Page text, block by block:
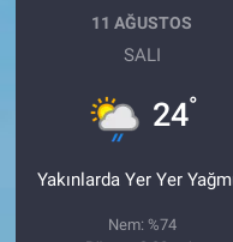
11 AĞUSTOS
SALI
24°
Yakınlarda Yer Yer
Nem: %74